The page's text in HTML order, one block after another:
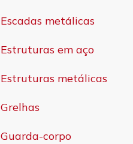
Escadas metálicas
Estruturas em aço
Estruturas metálicas
Grelhas
Guarda-corpo